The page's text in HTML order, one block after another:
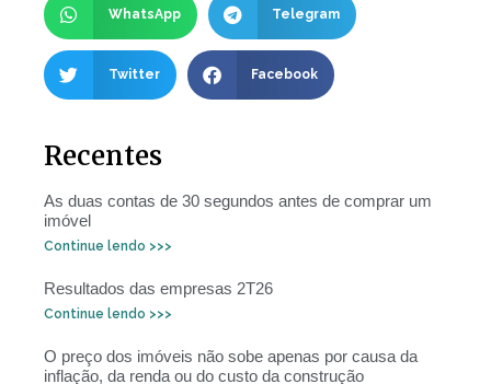
WhatsApp Telegram
Twitter Facebook
Recentes
As duas contas de 30 segundos antes de comprar um
imóvel
Continue lendo >>>
Resultados das empresas 2T26
Continue lendo >>>
O preço dos imóveis não sobe apenas por causa da
inflação, da renda ou do custo da construção